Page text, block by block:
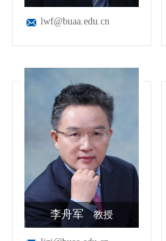
lwf@buaa.edu.cn
李舟军 教授